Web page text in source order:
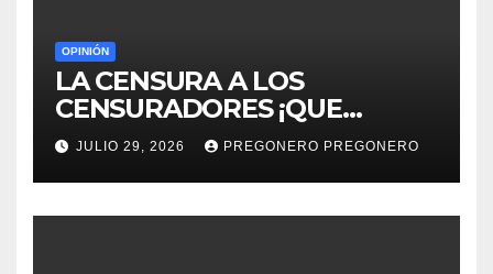
OPINIÓN
LA CENSURA A LOS
CENSURADORES ¡QUE
HORROR!
JULIO 29, 2026 PREGONERO PREGONERO